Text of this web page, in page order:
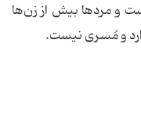
و مردها بیش از زن‌ها
و مُسری نیست.